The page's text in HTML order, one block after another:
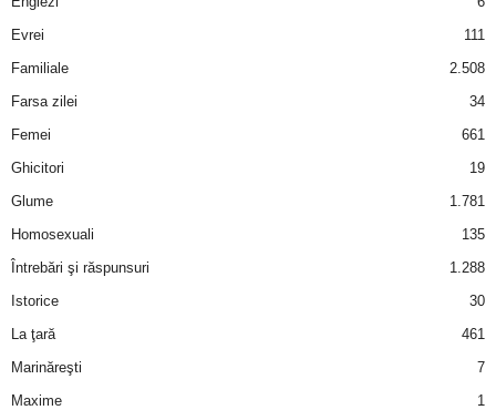
Evrei
111
Familiale
2.508
Farsa zilei
34
Femei
661
Ghicitori
19
Glume
1.781
Homosexuali
135
Întrebări şi răspunsuri
1.288
Istorice
30
La ţară
461
Marinăreşti
7
Maxime
1